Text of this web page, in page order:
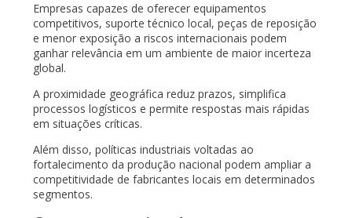
Empresas capazes de oferecer equipamentos
competitivos, suporte técnico local, peças de reposição
e menor exposição a riscos internacionais podem
ganhar relevância em um ambiente de maior incerteza
global.
A proximidade geográfica reduz prazos, simplifica
processos logísticos e permite respostas mais rápidas
em situações críticas.
Além disso, políticas industriais voltadas ao
fortalecimento da produção nacional podem ampliar a
competitividade de fabricantes locais em determinados
segmentos.